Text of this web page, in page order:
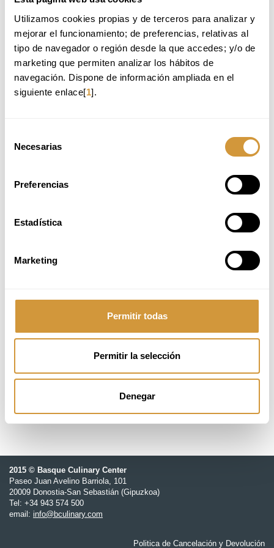
Utilizamos cookies propias y de terceros para analizar y
mejorar el funcionamiento; de preferencias, relativas al
tipo de navegador o región desde la que accedes; y/o de
marketing que permiten analizar los hábitos de
navegación. Dispone de información ampliada en el
siguiente enlace[1].
Necesarias
Preferencias
Estadística
Marketing
Permitir todas
Permitir la selección
Denegar
Volver a Oferta Formativa
TE RECOMENDAMOS:
HELADOS_3ª EDICIÓN_2026 (ONLINE)
CURSO INTENSIVO DE PASTA_3ª EDICIÓN_2026
GOe - Gastronomy Open Ecosystem
2015 © Basque Culinary Center
Paseo Juan Avelino Barriola, 101
20009 Donostia-San Sebastián (Gipuzkoa)
Tel: +34 943 574 500
email: info@bculinary.com
Politica de Cancelación y Devolución